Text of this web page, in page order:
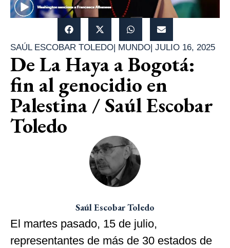
SAÚL ESCOBAR TOLEDO MUNDO JULIO 16, 2025
De La Haya a Bogotá:
fin al genocidio en
Palestina / Saúl Escobar
Toledo
Saúl Escobar Toledo
El martes pasado, 15 de julio,
representantes de más de 30 estados de